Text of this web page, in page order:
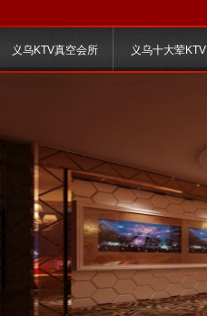
义乌KTV真空会所 义乌十大荤KTV